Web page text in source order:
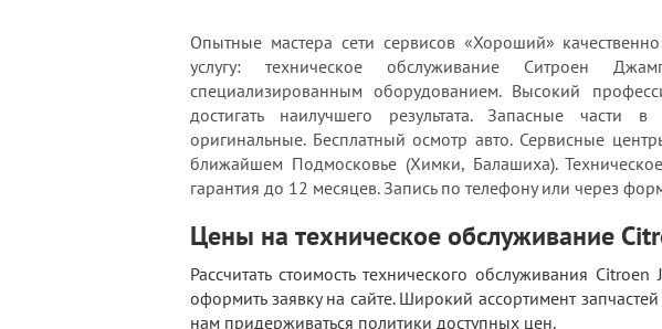
Опытные мастера сети сервисов «Хороший»
услугу: техническое обслуживание Ситроен
специализированным оборудованием. Высокий
достигать наилучшего результата. Запасные части
оригинальные. Бесплатный осмотр авто. Сервисные
ближайшем Подмосковье (Химки, Балашиха).
гарантия до 12 месяцев. Запись по телефону или через
Цены на техническое обслуживание
Рассчитать стоимость технического обслуживания
оформить заявку на сайте. Широкий ассортимент
нам придерживаться политики доступных цен.